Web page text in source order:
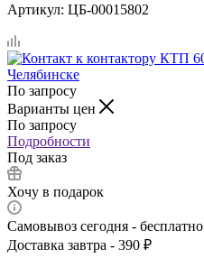
Артикул: ЦБ-00015802
По запросу
Варианты цен
По запросу
Подробности
Под заказ
Хочу в подарок
Самовывоз сегодня - бесплатно
Доставка завтра - 390 ₽